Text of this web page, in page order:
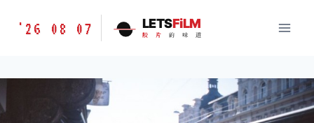
胶
味
LETSFILM
'26 08 07 LETSFiLM
胶 片 的 味 道